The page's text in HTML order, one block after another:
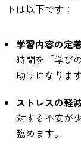
トは以下です：
学習内容の定
時間を「学び
助けになります
ストレスの軽
対する不安が
臨めます。